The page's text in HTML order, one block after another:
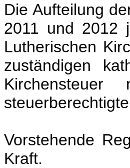
Die Aufteilung
2011 und 2012
Lutherischen
zuständigen
Vorstehende
Kraft.